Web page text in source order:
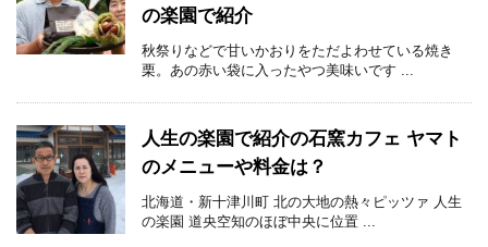
の楽園で紹介
秋祭りなどで甘いかおりをただよわせている焼き
栗。あの赤い袋に入ったやつ美味いです ...
人生の楽園で紹介の石窯カフェ ヤマト
のメニューや料金は？
北海道・新十津川町 北の大地の熱々ピッツァ 人生
の楽園 道央空知のほぼ中央に位置 ...